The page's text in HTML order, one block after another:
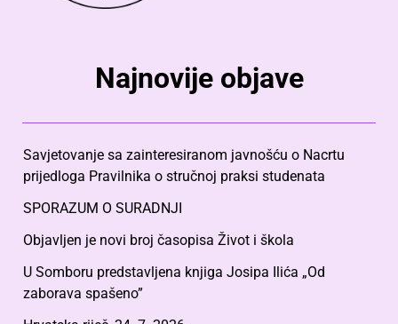
Najnovije objave
Savjetovanje sa zainteresiranom javnošću o Nacrtu
prijedloga Pravilnika o stručnoj praksi studenata
SPORAZUM O SURADNJI
Objavljen je novi broj časopisa Život i škola
U Somboru predstavljena knjiga Josipa Ilića „Od
zaborava spašeno”